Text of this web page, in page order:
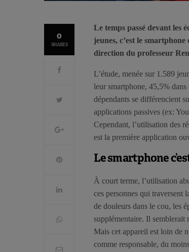
0
SHARES
Le temps passé devant les
jeunes, c’est le
direction du professeur
L’étude, menée sur 1.589
leur smartphone, 45,5%
dépendants se différencient
applications passives (ex:
Cependant, l’utilisation des
est la première application
Le smartphone
À court terme, l’utilisation
ces personnes qui traversent
de douleurs dans le cou, les
supplémentaire. Il semblerait
Mais cet appareil est loin de
comme responsable, du